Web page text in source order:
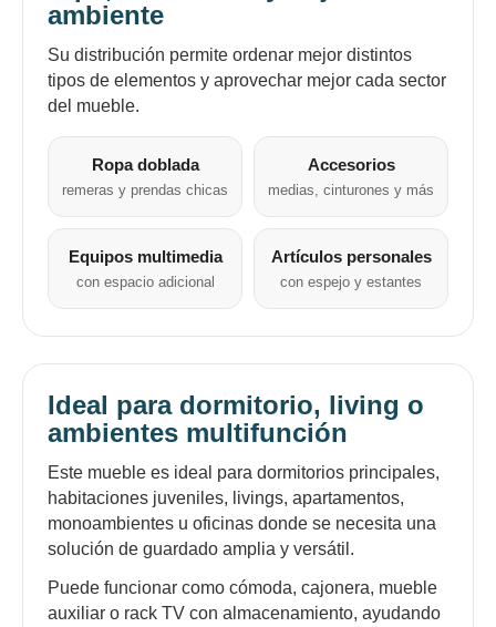
ambiente
Su distribución permite ordenar mejor distintos
tipos de elementos y aprovechar mejor cada sector
del mueble.
Ropa doblada
remeras y prendas chicas
Accesorios
medias, cinturones y más
Equipos multimedia
con espacio adicional
Artículos personales
con espejo y estantes
Ideal para dormitorio, living o
ambientes multifunción
Este mueble es ideal para dormitorios principales,
habitaciones juveniles, livings, apartamentos,
monoambientes u oficinas donde se necesita una
solución de guardado amplia y versátil.
Puede funcionar como cómoda, cajonera, mueble
auxiliar o rack TV con almacenamiento, ayudando